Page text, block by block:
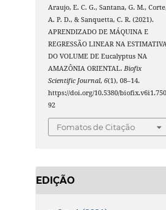
Araujo, E. C. G., Santana, G. M., Corte,
A. P. D., & Sanquetta, C. R. (2021).
APRENDIZADO DE MÁQUINA E
REGRESSÃO LINEAR NA
DO VOLUME DE Eucalyptus NA
AMAZÔNIA ORIENTAL.Biofix
Scientific Journal,6(1), 08–14.
https://doi.org/10.5380/biofix.v6i1.750
92
Fomatos de Citação
EDIÇÃO